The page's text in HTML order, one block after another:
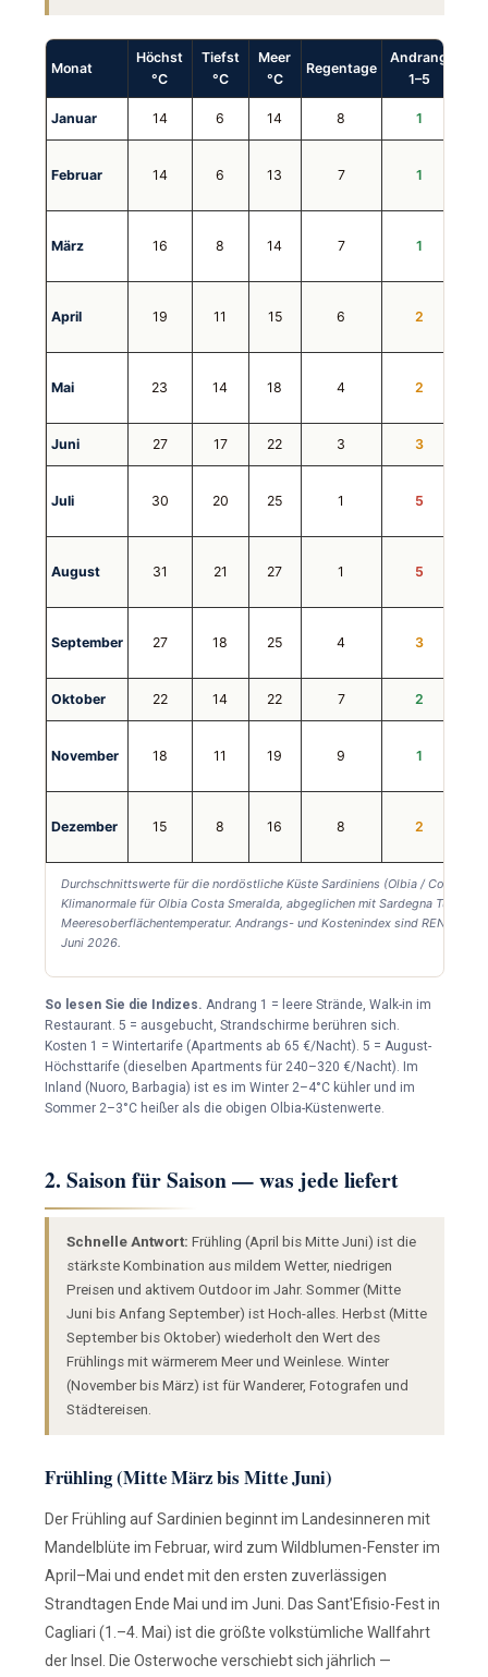
Durchschnittswerte für die nordöstliche Küste Sardiniens (Olbia / Costa
Klimanormale für Olbia Costa Smeralda, abgeglichen mit Sardegna Turismo
Meeresoberflächentemperatur. Andrangs- und Kostenindex sind
Juni 2026.
Monat
Höchst
°C
Tiefst
°C
Meer
°C
Regentage
Andrang
1–5
Januar 14 6 14 8 1
Februar 14 6 13 7 1
März 16 8 14 7 1
April 19 11 15 6 2
Mai 23 14 18 4 2
Juni 27 17 22 3 3
Juli 30 20 25 1 5
August 31 21 27 1 5
September 27 18 25 4 3
Oktober 22 14 22 7 2
November 18 11 19 9 1
Dezember 15 8 16 8 2
So lesen Sie die Indizes. Andrang 1 = leere Strände, Walk-in im
Restaurant. 5 = ausgebucht, Strandschirme berühren sich.
Kosten 1 = Wintertarife (Apartments ab 65 €/Nacht). 5 = August-
Höchsttarife (dieselben Apartments für 240–320 €/Nacht). Im
Inland (Nuoro, Barbagia) ist es im Winter 2–4°C kühler und im
Sommer 2–3°C heißer als die obigen Olbia-Küstenwerte.
2. Saison für Saison — was jede liefert
Schnelle Antwort: Frühling (April bis Mitte Juni) ist die
stärkste Kombination aus mildem Wetter, niedrigen
Preisen und aktivem Outdoor im Jahr. Sommer (Mitte
Juni bis Anfang September) ist Hoch-alles. Herbst (Mitte
September bis Oktober) wiederholt den Wert des
Frühlings mit wärmerem Meer und Weinlese. Winter
(November bis März) ist für Wanderer, Fotografen und
Städtereisen.
Frühling (Mitte März bis Mitte Juni)
Der Frühling auf Sardinien beginnt im Landesinneren mit
Mandelblüte im Februar, wird zum Wildblumen-Fenster im
April–Mai und endet mit den ersten zuverlässigen
Strandtagen Ende Mai und im Juni. Das Sant'Efisio-Fest in
Cagliari (1.–4. Mai) ist die größte volkstümliche Wallfahrt
der Insel. Die Osterwoche verschiebt sich jährlich —